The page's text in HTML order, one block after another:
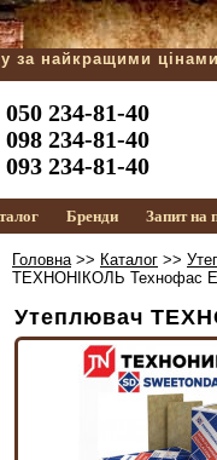
за найкращими
050 234-81-40
098 234-81-40
093 234-81-40
Бренди Запит на
Головна>> Каталог >>
ТЕХНОНІКОЛЬ Технофас
Утеплювач